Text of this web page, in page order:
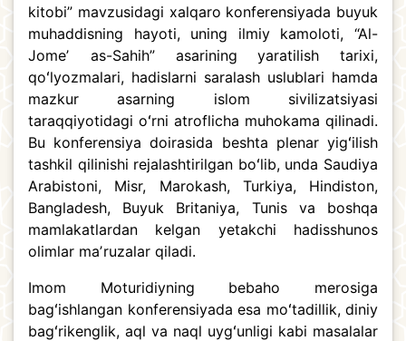
kitobi” mavzusidagi xalqaro konferensiyada buyuk
muhaddisning hayoti, uning ilmiy kamoloti, “Al-
Jomeʼ as-Sahih” asarining yaratilish tarixi,
qoʻlyozmalari, hadislarni saralash uslublari hamda
mazkur asarning islom sivilizatsiyasi
taraqqiyotidagi oʻrni atroflicha muhokama qilinadi.
Bu konferensiya doirasida beshta plenar yigʻilish
tashkil qilinishi rejalashtirilgan boʻlib, unda Saudiya
Arabistoni, Misr, Marokash, Turkiya, Hindiston,
Bangladesh, Buyuk Britaniya, Tunis va boshqa
mamlakatlardan kelgan yetakchi hadisshunos
olimlar maʼruzalar qiladi.
Imom Moturidiyning bebaho merosiga
bagʻishlangan konferensiyada esa moʻtadillik, diniy
bagʻrikenglik, aql va naql uygʻunligi kabi masalalar